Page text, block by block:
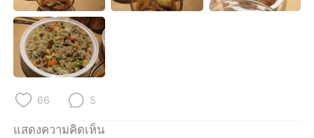
Deutsch
한국어
Türkçe
66 5
แสดงความคิดเห็น